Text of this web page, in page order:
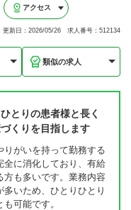
アクセス
更新日：2026/05/26 求人番号：512134
類似の求人
とりの患者様と長く
くりを目指します
りがいを持って勤務する
全に消化しており、有給
方も多いです。業務内容
いため、ひとりひとり
可能です。